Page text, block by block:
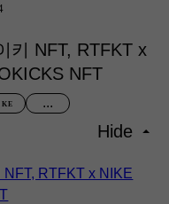
...
Hide
RTFKT x NIKE